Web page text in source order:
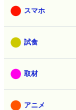
スマホ
試食
取材
アニメ